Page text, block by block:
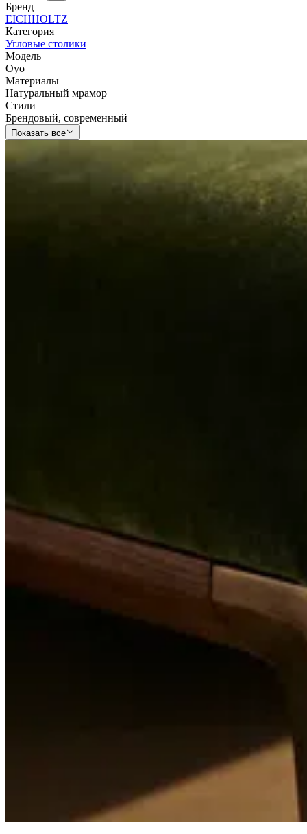
Бренд
EICHHOLTZ
Категория
Угловые столики
Модель
Oyo
Материалы
Натуральный мрамор
Стили
Брендовый, современный
Показать все